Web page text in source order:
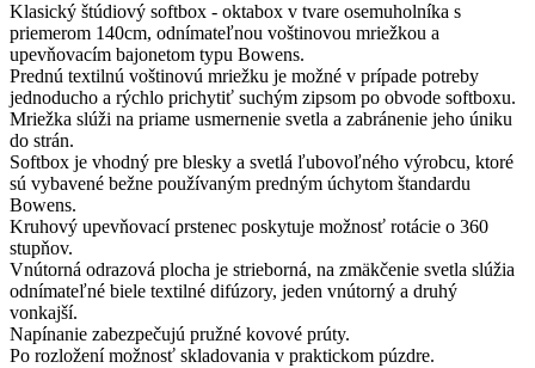
Klasický štúdiový softbox - oktabox v tvare osemuholníka s
priemerom 140cm, odnímateľnou voštinovou mriežkou a
upevňovacím bajonetom typu Bowens.
Prednú textilnú voštinovú mriežku je možné v prípade potreby
jednoducho a rýchlo prichytiť suchým zipsom po obvode softboxu.
Mriežka slúži na priame usmernenie svetla a zabránenie jeho úniku
do strán.
Softbox je vhodný pre blesky a svetlá ľubovoľného výrobcu, ktoré
sú vybavené bežne používaným predným úchytom štandardu
Bowens.
Kruhový upevňovací prstenec poskytuje možnosť rotácie o 360
stupňov.
Vnútorná odrazová plocha je strieborná, na zmäkčenie svetla slúžia
odnímateľné biele textilné difúzory, jeden vnútorný a druhý
vonkajší.
Napínanie zabezpečujú pružné kovové prúty.
Po rozložení možnosť skladovania v praktickom púzdre.